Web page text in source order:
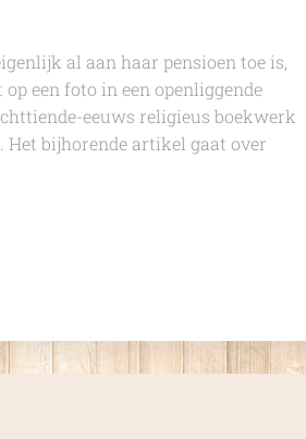
al aan haar pensioen toe is,
een foto in een openliggende
eeuws religieus boekwerk
Het bijhorende artikel gaat over